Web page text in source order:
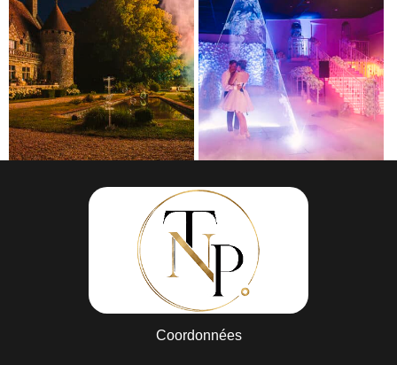
Coordonnées